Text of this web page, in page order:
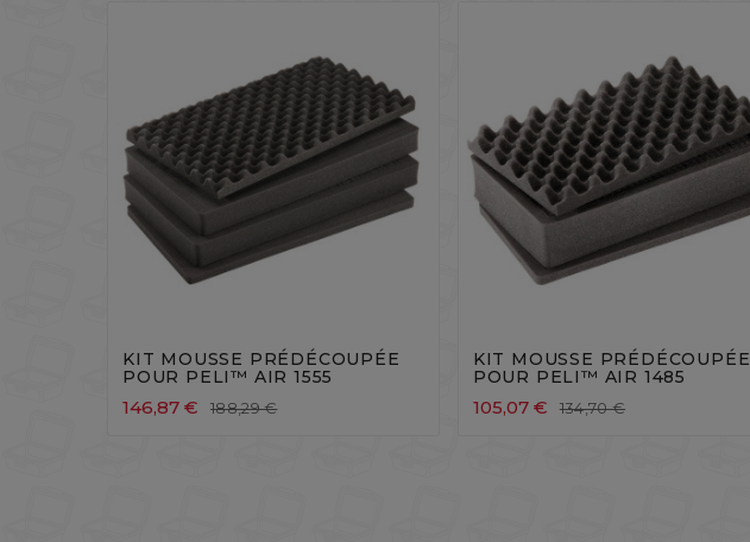
KIT MOUSSE PRÉDÉCOUPÉE
POUR PELI™ AIR 1555
146,87 € 188,29 €
KIT MOUSSE PRÉDÉCOUPÉE
POUR PELI™ AIR 1485
105,07 € 134,70 €